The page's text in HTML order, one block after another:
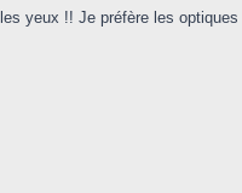
yeux !! Je préfère les